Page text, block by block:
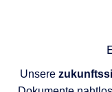
Unsere